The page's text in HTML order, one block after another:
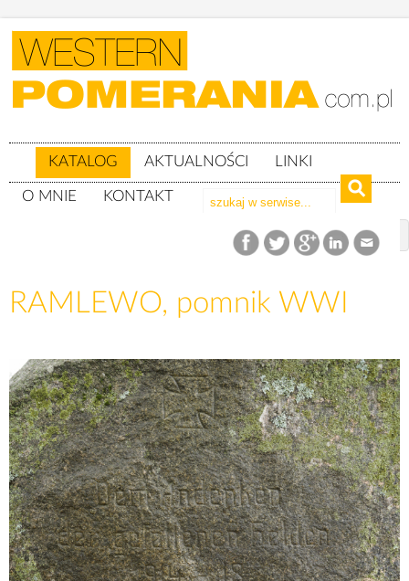
KATALOG AKTUALNOŚCI LINKI
O MNIE KONTAKT
woj. zachodniopomorskie
RAMLEWO, pomnik WWI